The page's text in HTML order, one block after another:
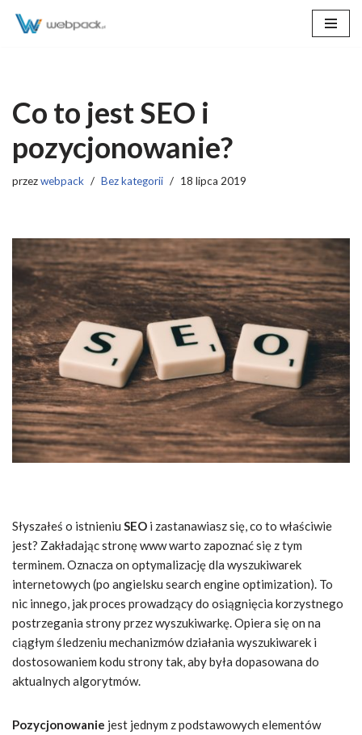
Co to jest SEO i
pozycjonowanie?
przezwebpack Bez kategorii 18 lipca 2019
Słyszałeś o istnieniu SEO i zastanawiasz się, co to właściwie
jest? Zakładając stronę www warto zapoznać się z tym
terminem. Oznacza on optymalizację dla wyszukiwarek
internetowych (po angielsku search engine optimization). To
nic innego, jak proces prowadzący do osiągnięcia korzystnego
postrzegania strony przez wyszukiwarkę. Opiera się on na
ciągłym śledzeniu mechanizmów działania wyszukiwarek i
dostosowaniem kodu strony tak, aby była dopasowana do
aktualnych algorytmów.
Pozycjonowanie jest jednym z podstawowych elementów